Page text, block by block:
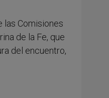
las Comisiones
de la Fe, que
del encuentro,